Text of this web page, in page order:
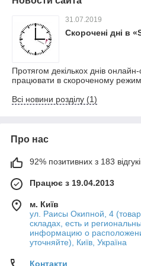
31.07.2019
Скорочені дні в
Протягом декількох днів
працювати в скороченому
Всі новини розділу (1)
Про нас
92% позитивних з 183
Працює з 19.04.2013
м. Київ
ул. Раисы Окипной, 4
складах, есть и
информацию о
уточняйте), Київ, Україна
Контакти